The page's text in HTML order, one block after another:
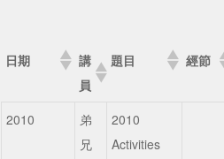
日期
講
員
題目 經節
2010
弟
兄
2010
Activities